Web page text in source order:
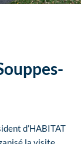
d’HABITAT